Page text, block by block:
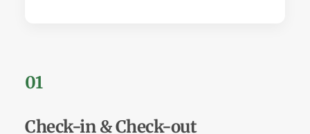
01
Check-in & Check-out